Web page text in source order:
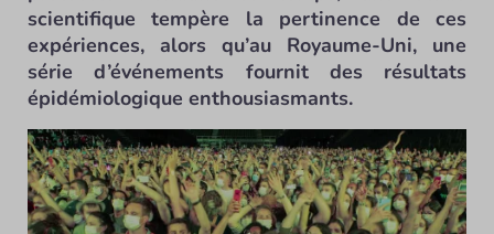
scientifique tempère la pertinence de ces
expériences, alors qu’au Royaume-Uni, une
série d’événements fournit des résultats
épidémiologique enthousiasmants.